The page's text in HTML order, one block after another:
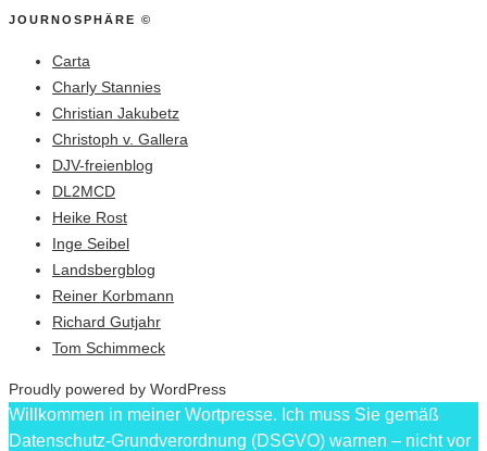
JOURNOSPHÄRE ©
Carta
Charly Stannies
Christian Jakubetz
Christoph v. Gallera
DJV-freienblog
DL2MCD
Heike Rost
Inge Seibel
Landsbergblog
Reiner Korbmann
Richard Gutjahr
Tom Schimmeck
Proudly powered by WordPress
Willkommen in meiner Wortpresse. Ich muss Sie gemäß
Datenschutz-Grundverordnung (DSGVO) warnen – nicht vor